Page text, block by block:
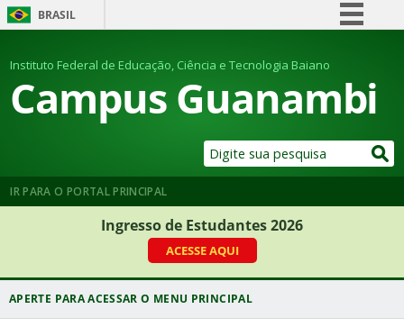
BRASIL
Comunica BR
Participe
Legislação
Instituto Federal de Educação, Ciência e Tecnologia Baiano
Campus Guanambi
IR PARA O PORTAL PRINCIPAL
Ingresso de Estudantes 2026
ACESSE AQUI